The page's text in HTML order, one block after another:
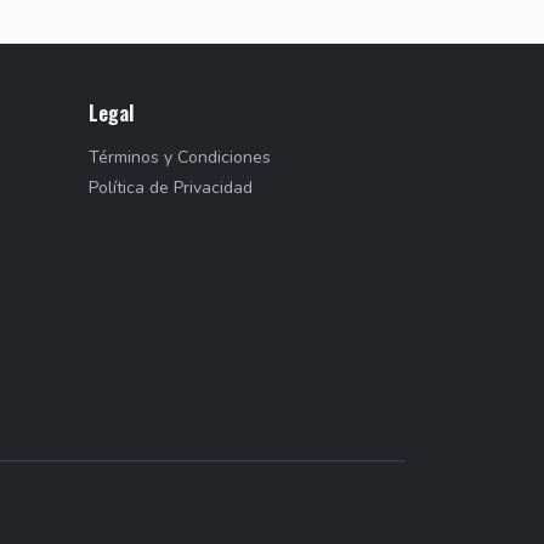
Legal
Términos y Condiciones
Política de Privacidad